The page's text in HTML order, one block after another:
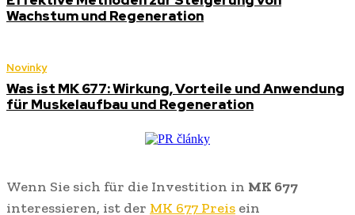
Wachstum und Regeneration
Novinky
Was ist MK 677: Wirkung, Vorteile und Anwendung
für Muskelaufbau und Regeneration
Wenn Sie sich für die Investition in MK 677
interessieren, ist der MK 677 Preis ein